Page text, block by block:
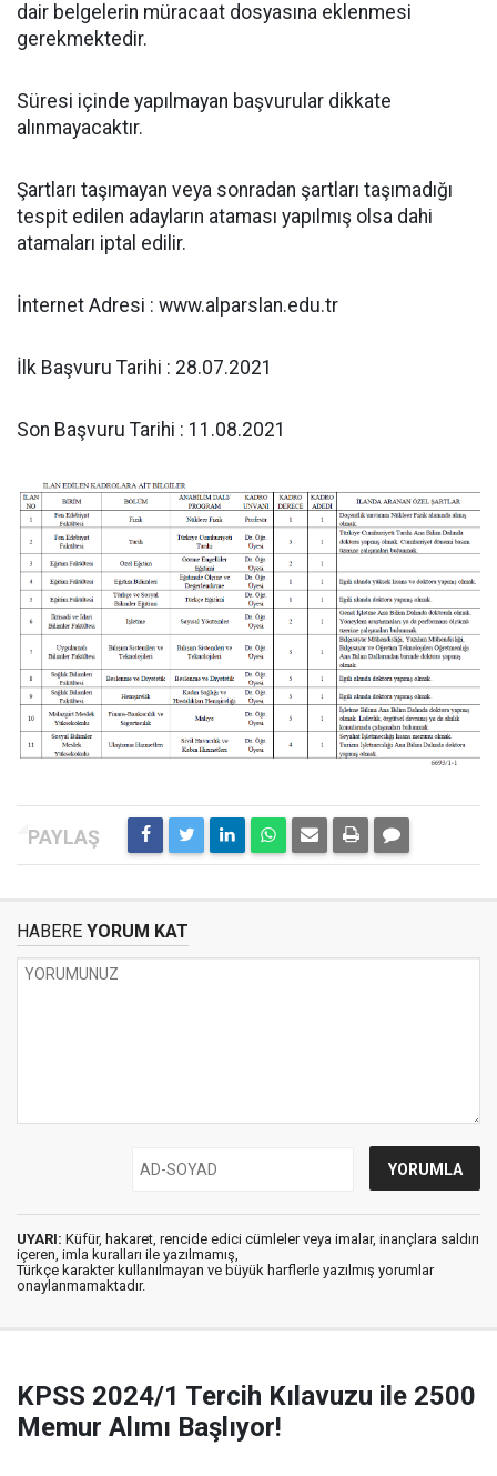
dair belgelerin müracaat dosyasına eklenmesi
gerekmektedir.
Süresi içinde yapılmayan başvurular dikkate
alınmayacaktır.
Şartları taşımayan veya sonradan şartları taşımadığı
tespit edilen adayların ataması yapılmış olsa dahi
atamaları iptal edilir.
İnternet Adresi : www.alparslan.edu.tr
İlk Başvuru Tarihi : 28.07.2021
Son Başvuru Tarihi : 11.08.2021
HABERE YORUM KAT
UYARI: Küfür, hakaret, rencide edici cümleler veya imalar, inançlara saldırı
içeren, imla kuralları ile yazılmamış,
Türkçe karakter kullanılmayan ve büyük harflerle yazılmış yorumlar
onaylanmamaktadır.
KPSS 2024/1 Tercih Kılavuzu ile 2500
Memur Alımı Başlıyor!